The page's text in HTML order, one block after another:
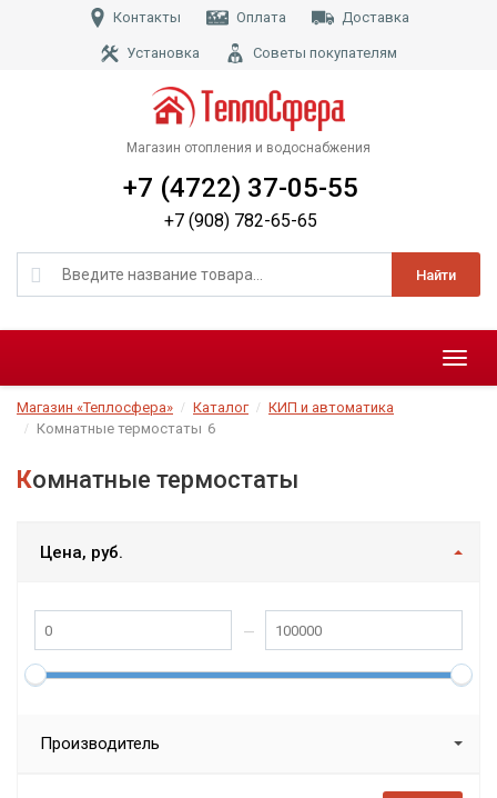
Контакты Оплата Доставка
Установка Советы покупателям
Магазин отопления и водоснабжения
Найти
+7 (4722) 37-05-55
+7 (908) 782-65-65
Меню
Магазин «Теплосфера» Каталог
КИП и автоматика
Комнатные термостаты 6
Комнатные термостаты
Цена, руб.
Производитель